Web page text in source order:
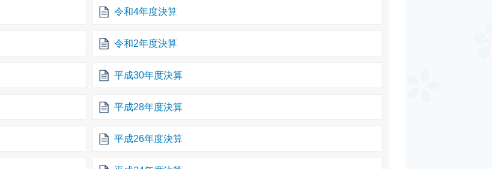
令和4年度決算
令和2年度決算
平成30年度決算
平成28年度決算
平成26年度決算